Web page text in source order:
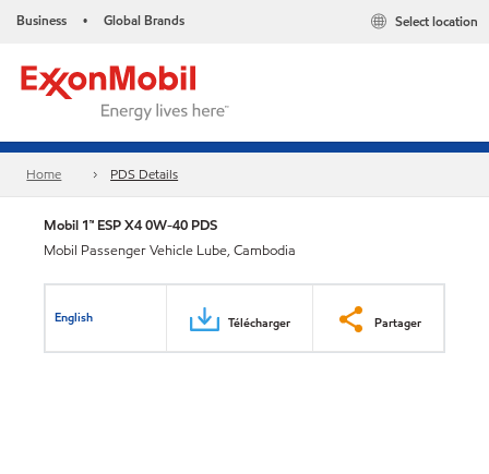
Business • Global Brands Select location
Home PDS Details
Mobil 1™ ESP X4 0W-40 PDS
Mobil Passenger Vehicle Lube, Cambodia
English Télécharger Partager